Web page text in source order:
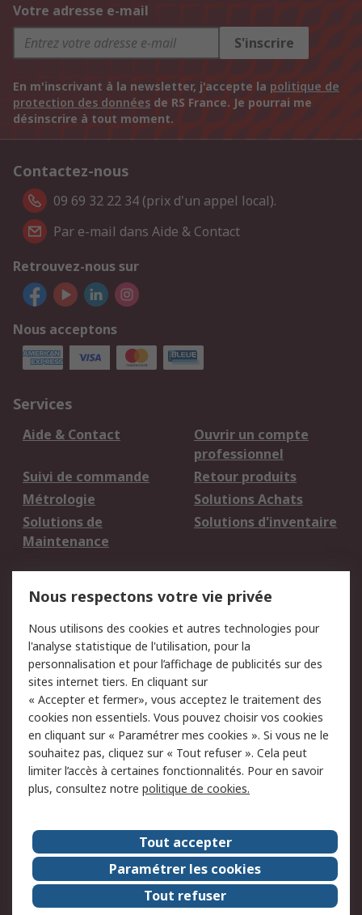
Votre adresse e-mail
S'inscrire
En m'inscrivant à la newsletter, j'accepte la politique de
protection des données de RS France. Je pourrai me
désinscrire à tout moment.
Contactez-nous
09 69 32 22 34 (prix d'un appel local).
Par e-mail dans Aide & Contact
Retrouvez-nous sur
Nous acceptons
Services
Aide & Contact
Ouvrir un compte
professionnel
Suivi de commande
Retour produits
Métrologie
Solutions Achats
Solutions de
Maintenance
Solutions d'inventaire
du site
Politique de protection
des données - Mise à
jour
Sécurité des E-mails
Conditions générales
de vente
Politique anti-
corruption
Campagnes marketing
A propos de RS
A propos de RS France
Evénements
Le groupe RS Group Plc
Presse
RS dans le monde
Démarche RSE
Nous rejoindre
RS Particuliers
Nous respectons votre vie privée
Nous utilisons des cookies et autres technologies pour
l'analyse statistique de l'utilisation, pour la
personnalisation et pour l’affichage de publicités sur des
sites internet tiers. En cliquant sur
« Accepter et fermer», vous acceptez le traitement des
cookies non essentiels. Vous pouvez choisir vos cookies
en cliquant sur « Paramétrer mes cookies ». Si vous ne le
souhaitez pas, cliquez sur « Tout refuser ». Cela peut
limiter l’accès à certaines fonctionnalités. Pour en savoir
plus, consultez notre politique de cookies.
Tout accepter
Paramétrer les cookies
Tout refuser